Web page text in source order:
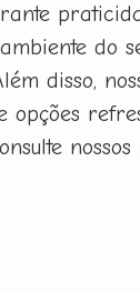
do
disso,
nossos